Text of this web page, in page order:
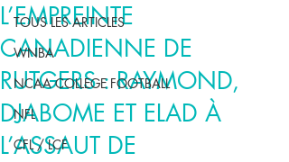
TOUS LES ARTICLES
WNBA
NCAA COLLEGE FOOTBALL
NFL
CFL / LCF
L’EMPREINTE
CANADIENNE DE
RUTGERS : RAYMOND,
DJABOME ET ELAD À
L’ASSAUT DE